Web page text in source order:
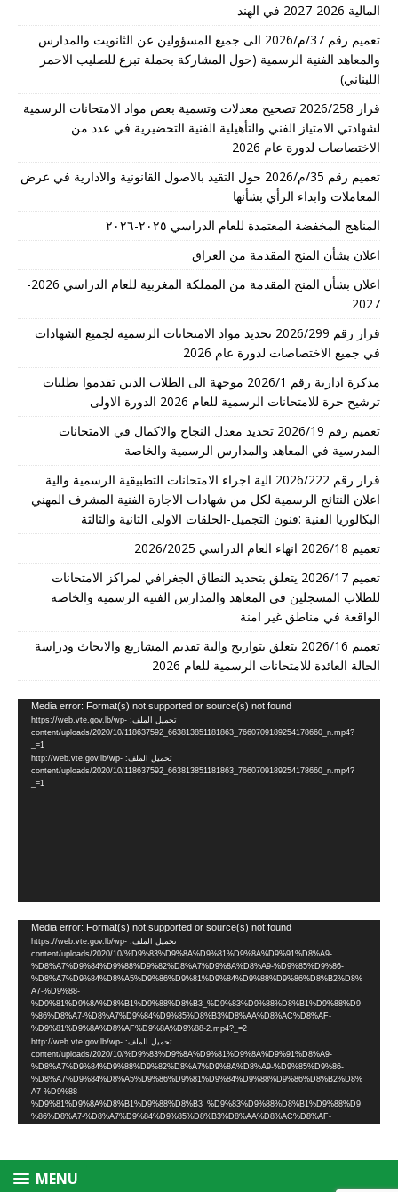
المالية 2026-2027 في الهند
تعميم رقم 37/م/2026 الى جميع المسؤولين عن الثانويت والمدارس
والمعاهد الفنية الرسمية (حول المشاركة بحملة تبرع للصليب الاحمر
اللبناني)
قرار 2026/258 تصحيح معدلات وتسمية بعض مواد الامتحانات الرسمية
لشهادتي الامتياز الفني والتأهيلية الفنية التحضيرية في عدد من
الاختصاصات لدورة عام 2026
تعميم رقم 35/م/2026 حول التقيد بالاصول القانونية والادارية في عرض
المعاملات وابداء الرأي بشأنها
المناهج المخفضة المعتمدة للعام الدراسي ٢٠٢٥-٢٠٢٦
اعلان بشأن المنح المقدمة من العراق
اعلان بشأن المنح المقدمة من المملكة المغربية للعام الدراسي 2026-
2027
قرار رقم 2026/299 تحديد مواد الامتحانات الرسمية لجميع الشهادات
في جميع الاختصاصات لدورة عام 2026
مذكرة ادارية رقم 2026/1 موجهة الى الطلاب الذين تقدموا بطلبات
ترشيح حرة للامتحانات الرسمية للعام 2026 الدورة الاولى
تعميم رقم 2026/19 تحديد معدل النجاح والاكمال في الامتحانات
المدرسية في المعاهد والمدارس الرسمية والخاصة
قرار رقم 2026/222 الية اجراء الامتحانات التطبيقية الرسمية والية
اعلان النتائج الرسمية لكل من شهادات الاجازة الفنية المشرف المهني
البكالوريا الفنية :فنون التجميل-الحلقات الاولى الثانية والثالثة
تعميم 2026/18 انهاء العام الدراسي 2026/2025
تعميم 2026/17 يتعلق بتحديد النطاق الجغرافي لمراكز الامتحانات
للطلاب المسجلين في المعاهد والمدارس الفنية الرسمية والخاصة
الواقعة في مناطق غير امنة
تعميم 2026/16 يتعلق بتواريخ والية تقديم المشاريع والابحاث ودراسة
الحالة العائدة للامتحانات الرسمية للعام 2026
الفيديو
Media error: Format(s) not supported or source(s) not found
تحميل الملف: https://web.vte.gov.lb/wp-
content/uploads/2020/10/118637592_663813851181863_7660709189254178660_n.mp4?
_=1
تحميل الملف: http://web.vte.gov.lb/wp-
content/uploads/2020/10/118637592_663813851181863_7660709189254178660_n.mp4?
_=1
Media error: Format(s) not supported or source(s) not found
تحميل الملف: https://web.vte.gov.lb/wp-
content/uploads/2020/10/%D9%83%D9%8A%D9%81%D9%8A%D9%91%D8%A9-
%D8%A7%D9%84%D9%88%D9%82%D8%A7%D9%8A%D8%A9-%D9%85%D9%86-
%D8%A7%D9%84%D8%A5%D9%86%D9%81%D9%84%D9%88%D9%86%D8%B2%D8%
A7-%D9%88-
%D9%81%D9%8A%D8%B1%D9%88%D8%B3_%D9%83%D9%88%D8%B1%D9%88%D9
%86%D8%A7-%D8%A7%D9%84%D9%85%D8%B3%D8%AA%D8%AC%D8%AF-
%D9%81%D9%8A%D8%AF%D9%8A%D9%88-2.mp4?_=2
تحميل الملف: http://web.vte.gov.lb/wp-
content/uploads/2020/10/%D9%83%D9%8A%D9%81%D9%8A%D9%91%D8%A9-
%D8%A7%D9%84%D9%88%D9%82%D8%A7%D9%8A%D8%A9-%D9%85%D9%86-
%D8%A7%D9%84%D8%A5%D9%86%D9%81%D9%84%D9%88%D9%86%D8%B2%D8%
A7-%D9%88-
%D9%81%D9%8A%D8%B1%D9%88%D8%B3_%D9%83%D9%88%D8%B1%D9%88%D9
%86%D8%A7-%D8%A7%D9%84%D9%85%D8%B3%D8%AA%D8%AC%D8%AF-
MENU